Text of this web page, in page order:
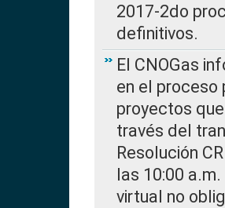
2017-2do
definitivos.
El CNOGas
en el proceso
proyectos
través del
Resolución
las 10:00
virtual no